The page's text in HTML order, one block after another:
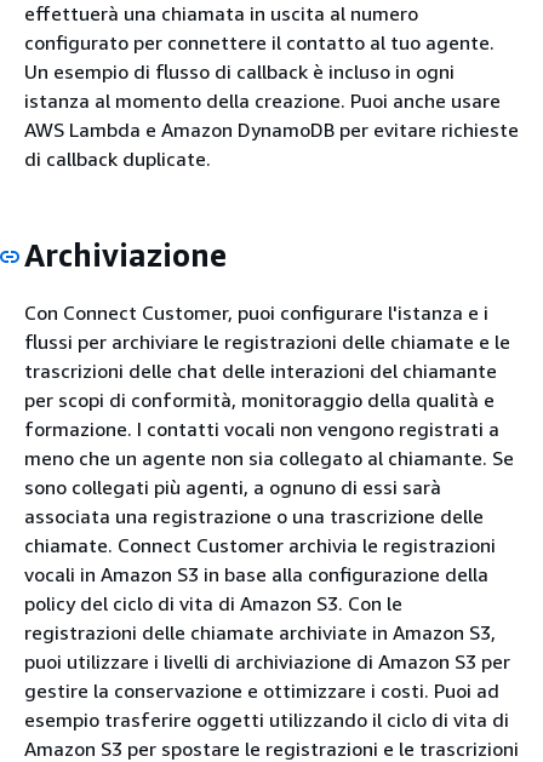
effettuerà una chiamata in uscita al numero
configurato per connettere il contatto al tuo agente.
Un esempio di flusso di callback è incluso in ogni
istanza al momento della creazione. Puoi anche usare
AWS Lambda e Amazon DynamoDB per evitare richieste
di callback duplicate.
Archiviazione
Con Connect Customer, puoi configurare l'istanza e i
flussi per archiviare le registrazioni delle chiamate e le
trascrizioni delle chat delle interazioni del chiamante
per scopi di conformità, monitoraggio della qualità e
formazione. I contatti vocali non vengono registrati a
meno che un agente non sia collegato al chiamante. Se
sono collegati più agenti, a ognuno di essi sarà
associata una registrazione o una trascrizione delle
chiamate. Connect Customer archivia le registrazioni
vocali in Amazon S3 in base alla configurazione della
policy del ciclo di vita di Amazon S3. Con le
registrazioni delle chiamate archiviate in Amazon S3,
puoi utilizzare i livelli di archiviazione di Amazon S3 per
gestire la conservazione e ottimizzare i costi. Puoi ad
esempio trasferire oggetti utilizzando il ciclo di vita di
Amazon S3 per spostare le registrazioni e le trascrizioni